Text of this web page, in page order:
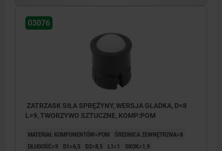
03076
ZATRZASK SIŁA SPRĘŻYNY, WERSJA GLADKA, D=8
L=9, TWORZYWO SZTUCZNE, KOMP:POM
MATERIAŁ KOMPONENTÓW=POM
ŚREDNICA ZEWNĘTRZNA=8
DŁUGOŚĆ=9
D1=6,5 D2=8,5 L1=1 SKOK=1,9